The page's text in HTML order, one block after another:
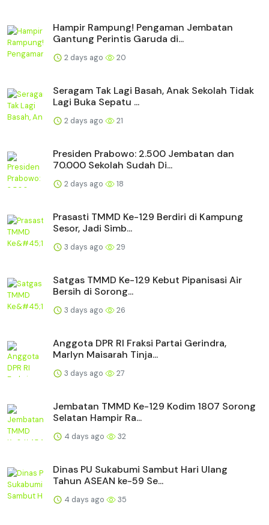
Hampir Rampung! Pengaman Jembatan
Gantung Perintis Garuda di...
2 days ago 20
Seragam Tak Lagi Basah, Anak Sekolah Tidak
Lagi Buka Sepatu ...
2 days ago 21
Presiden Prabowo: 2.500 Jembatan dan
70.000 Sekolah Sudah Di...
2 days ago 18
Prasasti TMMD Ke-129 Berdiri di Kampung
Sesor, Jadi Simb...
3 days ago 29
Satgas TMMD Ke-129 Kebut Pipanisasi Air
Bersih di Sorong...
3 days ago 26
Anggota DPR RI Fraksi Partai Gerindra,
Marlyn Maisarah Tinja...
3 days ago 27
Jembatan TMMD Ke-129 Kodim 1807 Sorong
Selatan Hampir Ra...
4 days ago 32
Dinas PU Sukabumi Sambut Hari Ulang
Tahun ASEAN ke-59 Se...
4 days ago 35